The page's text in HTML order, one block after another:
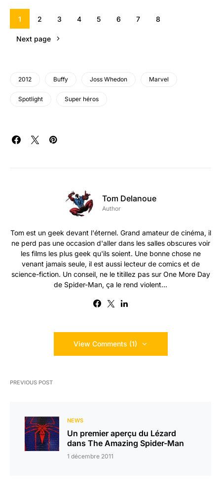
1 2 3 4 5 6 7 8
Next page
2012 Buffy Joss Whedon Marvel
Spotlight Super héros
Tom Delanoue
Author
Tom est un geek devant l'éternel. Grand amateur de cinéma, il
ne perd pas une occasion d'aller dans les salles obscures voir
les films les plus geek qu'ils soient. Une bonne chose ne
venant jamais seule, il est aussi lecteur de comics et de
science-fiction. Un conseil, ne le titillez pas sur One More Day
de Spider-Man, ça le rend violent...
View Comments (1)
PREVIOUS POST
NEWS
Un premier aperçu du Lézard
dans The Amazing Spider-Man
1 décembre 2011